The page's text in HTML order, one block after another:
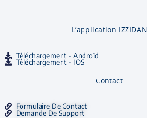
L’application IZZIDAN
Téléchargement - Androïd
Téléchargement - IOS
Contact
Formulaire De Contact
Demande De Support